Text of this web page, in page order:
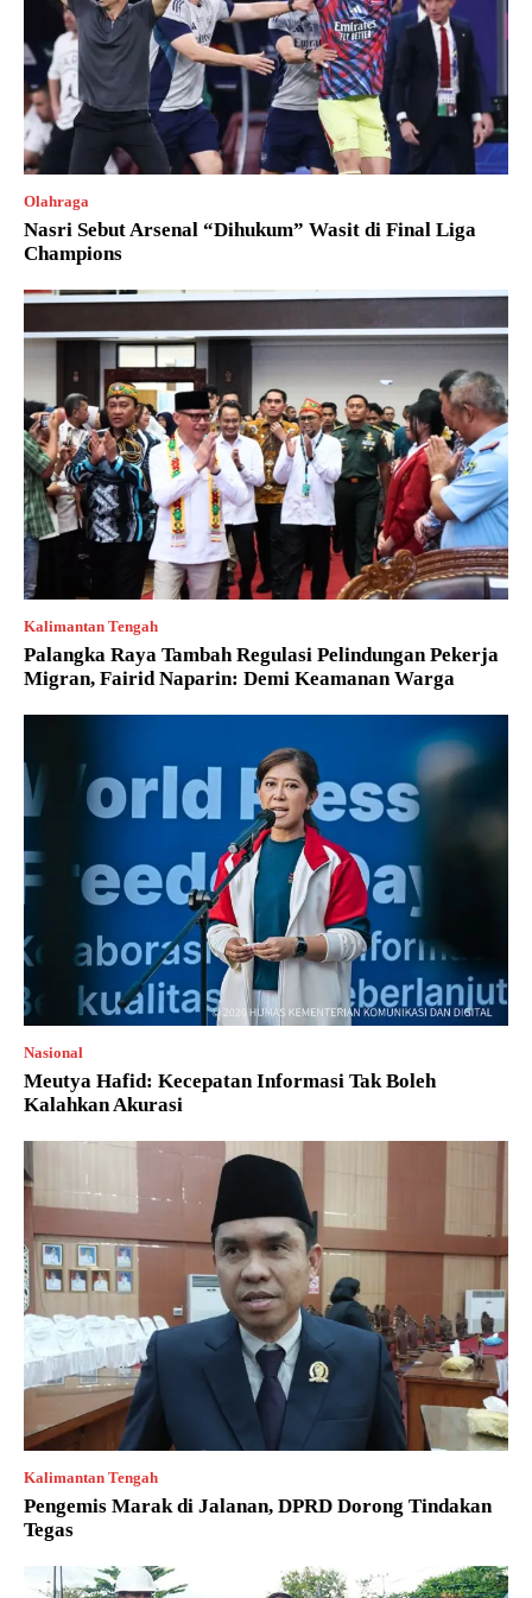
Olahraga
Nasri Sebut Arsenal “Dihukum” Wasit di Final Liga
Champions
Kalimantan Tengah
Palangka Raya Tambah Regulasi Pelindungan Pekerja
Migran, Fairid Naparin: Demi Keamanan Warga
Nasional
Meutya Hafid: Kecepatan Informasi Tak Boleh
Kalahkan Akurasi
Kalimantan Tengah
Pengemis Marak di Jalanan, DPRD Dorong Tindakan
Tegas